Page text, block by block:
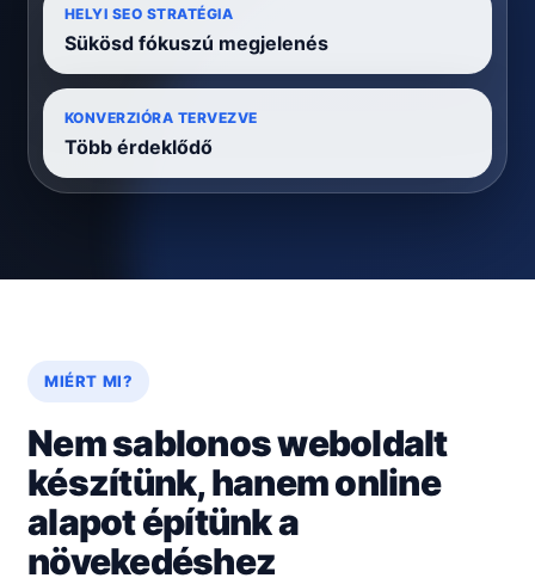
HELYI SEO STRATÉGIA
Sükösd fókuszú megjelenés
KONVERZIÓRA TERVEZVE
Több érdeklődő
MIÉRT MI?
Nem sablonos weboldalt
készítünk, hanem online
alapot építünk a
növekedéshez